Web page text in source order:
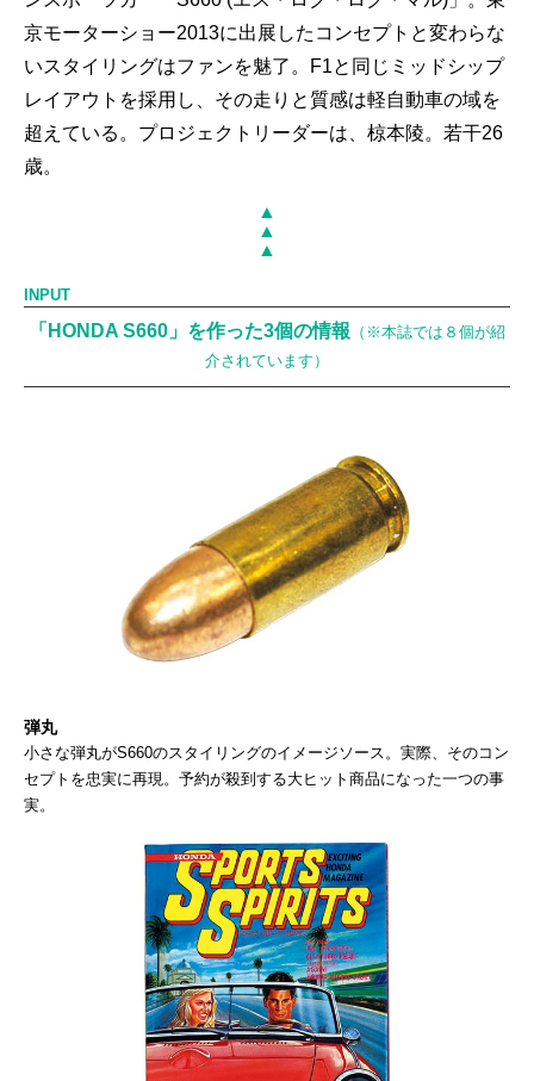
京モーターショー2013に出展したコンセプトと変わらな
いスタイリングはファンを魅了。F1と同じミッドシップ
レイアウトを採用し、その走りと質感は軽自動車の域を
超えている。プロジェクトリーダーは、椋本陵。若干26
歳。
▲
▲
▲
INPUT
「HONDA S660」を作った3個の情報 （※本誌では８個が紹
介されています）
弾丸
小さな弾丸がS660のスタイリングのイメージソース。実際、そのコン
セプトを忠実に再現。予約が殺到する大ヒット商品になった一つの事
実。